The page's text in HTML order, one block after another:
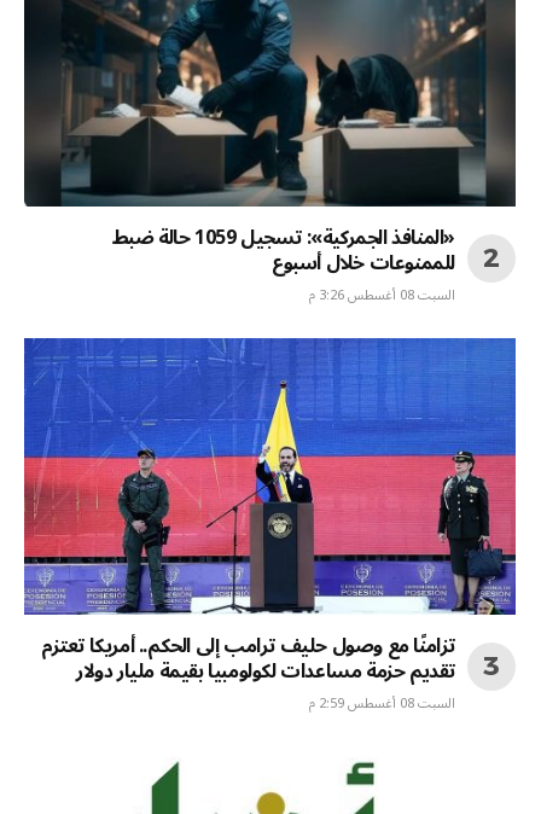
«المنافذ الجمركية»: تسجيل 1059 حالة ضبط
للممنوعات خلال أسبوع
السبت 08 أغسطس 3:26 م
تزامنًا مع وصول حليف ترامب إلى الحكم.. أمريكا تعتزم
تقديم حزمة مساعدات لكولومبيا بقيمة مليار دولار
السبت 08 أغسطس 2:59 م